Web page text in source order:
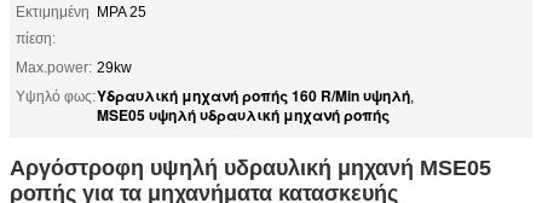
Εκτιμημένη
πίεση:
MPA 25
Max.power: 29kw
Υψηλό φως:Υδραυλική μηχανή ροπής 160 R/Min υψηλή,
MSE05 υψηλή υδραυλική μηχανή ροπής
Αργόστροφη υψηλή υδραυλική μηχανή MSE05
ροπής για τα μηχανήματα κατασκευής